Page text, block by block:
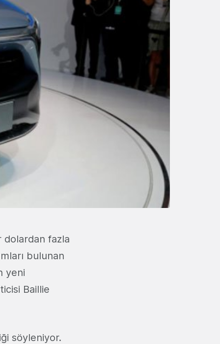
dolardan fazla
bulunan
yeni
Baillie
söyleniyor.